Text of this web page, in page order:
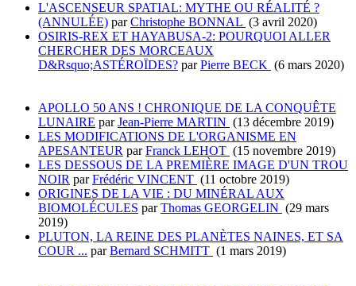
L'ASCENSEUR SPATIAL: MYTHE OU RÉALITÉ ?
(ANNULÉE) parChristophe BONNAL (3 avril 2020)
OSIRIS-REX ET HAYABUSA-2: POURQUOI ALLER
CHERCHER DES MORCEAUX
D&Rsquo;ASTÉROÏDES? parPierre BECK (6 mars 2020)
APOLLO 50 ANS ! CHRONIQUE DE LA CONQUÊTE
LUNAIRE parJean-Pierre MARTIN (13 décembre 2019)
LES MODIFICATIONS DE L'ORGANISME EN
APESANTEUR parFranck LEHOT (15 novembre 2019)
LES DESSOUS DE LA PREMIÈRE IMAGE D'UN TROU
NOIR parFrédéric VINCENT (11 octobre 2019)
ORIGINES DE LA VIE : DU MINÉRAL AUX
BIOMOLÉCULES parThomas GEORGELIN (29 mars
2019)
PLUTON, LA REINE DES PLANÈTES NAINES, ET SA
COUR ... parBernard SCHMITT (1 mars 2019)